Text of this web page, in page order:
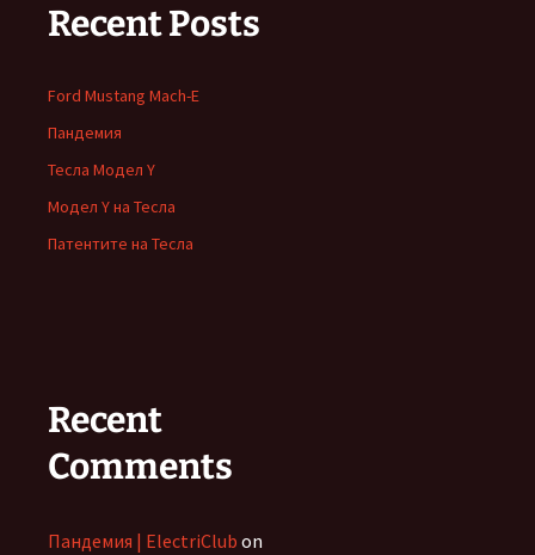
Recent Posts
Ford Mustang Mach-E
Пандемия
Тесла Модел Y
Модел Y на Тесла
Патентите на Тесла
Recent
Comments
Пандемия | ElectriClub on